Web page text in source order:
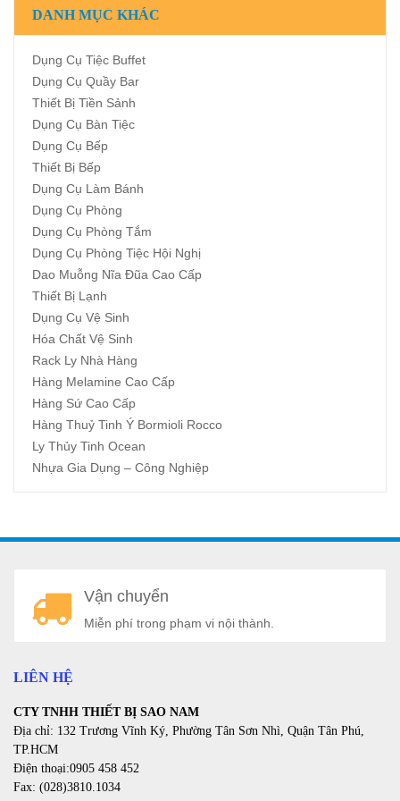
DANH MỤC KHÁC
Dụng Cụ Tiệc Buffet
Dụng Cụ Quầy Bar
Thiết Bị Tiền Sảnh
Dụng Cụ Bàn Tiệc
Dụng Cụ Bếp
Thiết Bị Bếp
Dụng Cụ Làm Bánh
Dụng Cụ Phòng
Dụng Cụ Phòng Tắm
Dụng Cụ Phòng Tiệc Hội Nghị
Dao Muỗng Nĩa Đũa Cao Cấp
Thiết Bị Lạnh
Dụng Cụ Vệ Sinh
Hóa Chất Vệ Sinh
Rack Ly Nhà Hàng
Hàng Melamine Cao Cấp
Hàng Sứ Cao Cấp
Hàng Thuỷ Tinh Ý Bormioli Rocco
Ly Thủy Tinh Ocean
Nhựa Gia Dụng – Công Nghiệp
Vận chuyển
Miễn phí trong phạm vi nội thành.
LIÊN HỆ
CTY TNHH THIẾT BỊ SAO NAM
Địa chỉ: 132 Trương Vĩnh Ký, Phường Tân Sơn Nhì, Quận Tân Phú,
TP.HCM
Điện thoại:0905 458 452
Fax: (028)3810.1034